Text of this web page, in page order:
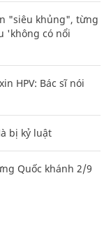
"siêu khủng", từng
'không có nổi
HPV: Bác sĩ nói
bị kỷ luật
Quốc khánh 2/9